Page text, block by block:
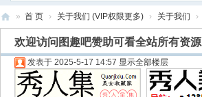
趣
» 首 页 › 关于我们 (VIP权限更多) › 关于我们 ›
欢迎访问图趣吧赞助可看全站所有资源
发表于 2025-5-17 14:57 显示全部楼层